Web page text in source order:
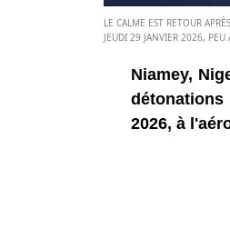
LE CALME EST RETOUR
JEUDI 29 JANVIER 2026, PEU
Niamey,
2026, à